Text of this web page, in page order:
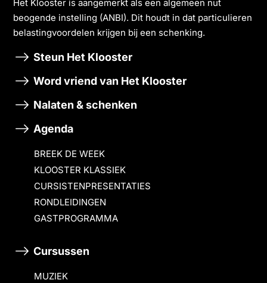
Het Klooster is aangemerkt als een algemeen nut
beogende instelling (ANBI). Dit houdt in dat particulieren
belastingvoordelen krĳgen bĳ een schenking.
Steun Het Klooster
Word vriend van Het Klooster
Nalaten & schenken
Agenda
BREEK DE WEEK
KLOOSTER KLASSIEK
CURSISTENPRESENTATIES
RONDLEIDINGEN
GASTPROGRAMMA
Cursussen
MUZIEK